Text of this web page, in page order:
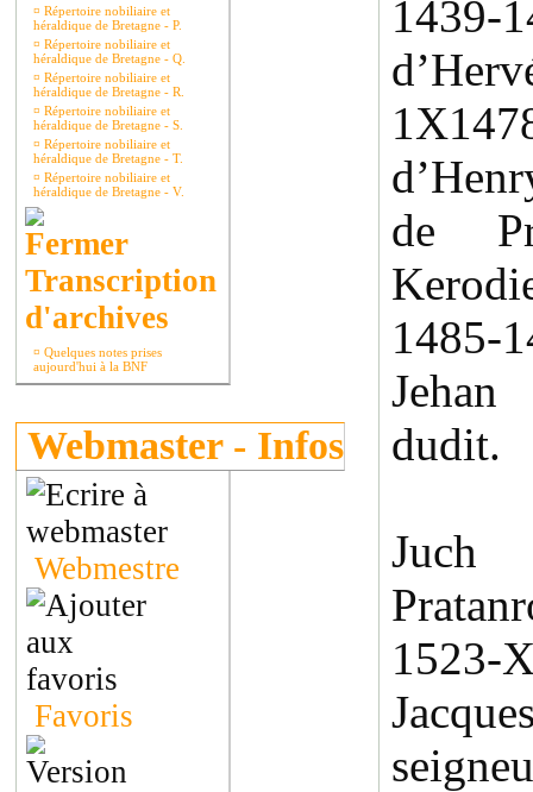
¤ Répertoire nobiliaire et
héraldique de Bretagne - P.
¤ Répertoire nobiliaire et
héraldique de Bretagne - Q.
¤ Répertoire nobiliaire et
héraldique de Bretagne - R.
¤ Répertoire nobiliaire et
héraldique de Bretagne - S.
¤ Répertoire nobiliaire et
héraldique de Bretagne - T.
¤ Répertoire nobiliaire et
héraldique de Bretagne - V.
Transcription
d'archives
¤ Quelques notes prises
aujourd'hui à la BNF
Webmaster - Infos
Webmestre
Favoris
de
dudit.
1523-